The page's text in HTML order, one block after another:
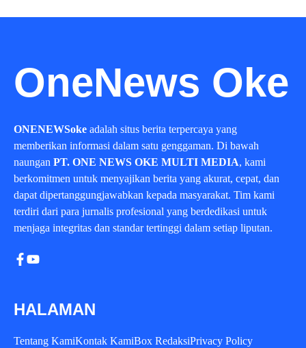
OneNews Oke
ONENEWSoke adalah situs berita terpercaya yang
memberikan informasi dalam satu genggaman. Di bawah
naungan PT. ONE NEWS OKE MULTI MEDIA, kami
berkomitmen untuk menyajikan berita yang akurat, cepat, dan
dapat dipertanggungjawabkan kepada masyarakat. Tim kami
terdiri dari para jurnalis profesional yang berdedikasi untuk
menjaga integritas dan standar tertinggi dalam setiap liputan.
HALAMAN
Tentang KamiKontak KamiBox RedaksiPrivacy Policy